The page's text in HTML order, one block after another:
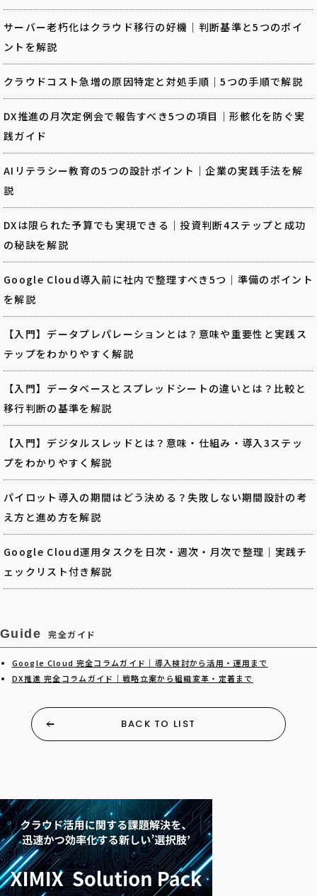
サーバー老朽化はクラウド移行の好機｜判断基準と5つのポイ
ントを解説
クラウドコスト急増の原因特定と対処手順｜5つの手順で解説
DX推進の月次定例会で報告すべき5つの項目｜形骸化を防ぐ実
践ガイド
AIリテラシー教育の5つの設計ポイント｜企業の実践手法を解
説
DXは限られた予算でも実現できる｜投資判断4ステップと成功
の秘訣を解説
Google Cloud導入前に社内で整理すべき5つ｜準備のポイント
を解説
【入門】データプレパレーションとは？意味や重要性と実践ス
テップをわかりやすく解説
【入門】データベースとスプレッドシートの違いとは？比較と
移行判断の基準を解説
【入門】デジタルスレッドとは？意味・仕組み・導入3ステッ
プをわかりやすく解説
パイロット導入の期間はどう決める？失敗しない期間設計の考
え方と進め方を解説
Google Cloud運用タスクを日次・週次・月次で整理｜実践チ
ェックリスト付き解説
Guide 完全ガイド
Google Cloud 完全コラムガイド｜導入検討から活用・運用まで
DX推進 完全コラムガイド｜戦略立案から組織変革・定着まで
BACK TO LIST